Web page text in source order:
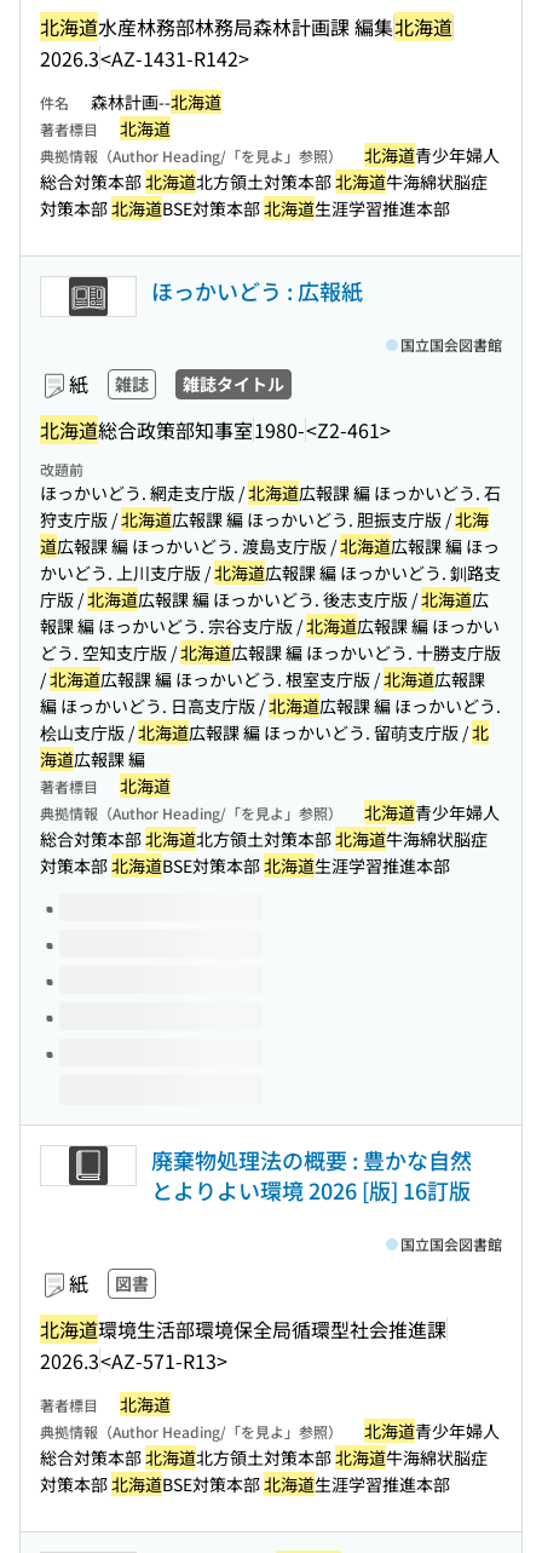
北海道水産林務部林務局森林計画課 編集北海道
2026.3<AZ-1431-R142>
件名 森林計画--北海道
著者標目 北海道
典拠情報（Author Heading/「を見よ」参照） 北海道青少年婦人
総合対策本部北海道北方領土対策本部北海道牛海綿状脳症
対策本部北海道BSE対策本部北海道生涯学習推進本部
ほっかいどう : 広報紙
紙 雑誌 雑誌タイトル
北海道総合政策部知事室1980-<Z2-461>
国立国会図書館
改題前
ほっかいどう. 網走支庁版 /北海道広報課 編 ほっかいどう. 石
狩支庁版 /北海道広報課 編 ほっかいどう. 胆振支庁版 /北海
道広報課 編 ほっかいどう. 渡島支庁版 /北海道広報課 編 ほっ
かいどう. 上川支庁版 /北海道広報課 編 ほっかいどう. 釧路支
庁版 /北海道広報課 編 ほっかいどう. 後志支庁版 /北海道広
報課 編 ほっかいどう. 宗谷支庁版 /北海道広報課 編 ほっかい
どう. 空知支庁版 /北海道広報課 編 ほっかいどう. 十勝支庁版
/北海道広報課 編 ほっかいどう. 根室支庁版 /北海道広報課
編 ほっかいどう. 日高支庁版 /北海道広報課 編 ほっかいどう.
桧山支庁版 /北海道広報課 編 ほっかいどう. 留萌支庁版 /北
海道広報課 編
著者標目 北海道
典拠情報（Author Heading/「を見よ」参照） 北海道青少年婦人
総合対策本部北海道北方領土対策本部北海道牛海綿状脳症
対策本部北海道BSE対策本部北海道生涯学習推進本部
このタイトルの巻号
廃棄物処理法の概要 : 豊かな自然
とよりよい環境 2026 [版] 16訂版
紙 図書
北海道環境生活部環境保全局循環型社会推進課
2026.3<AZ-571-R13>
国立国会図書館
著者標目 北海道
典拠情報（Author Heading/「を見よ」参照） 北海道青少年婦人
総合対策本部北海道北方領土対策本部北海道牛海綿状脳症
対策本部北海道BSE対策本部北海道生涯学習推進本部